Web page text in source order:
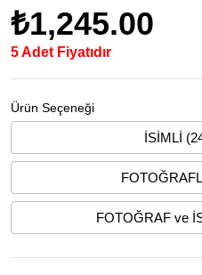
₺1,245.00
5 Adet Fiyatıdır
Ürün Seçeneği
İSİMLİ
FOTOĞRAF ve